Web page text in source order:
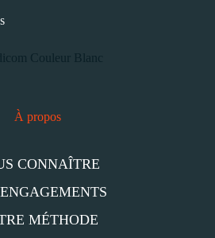
À propos
CONNAÎTRE
MÉTHODE